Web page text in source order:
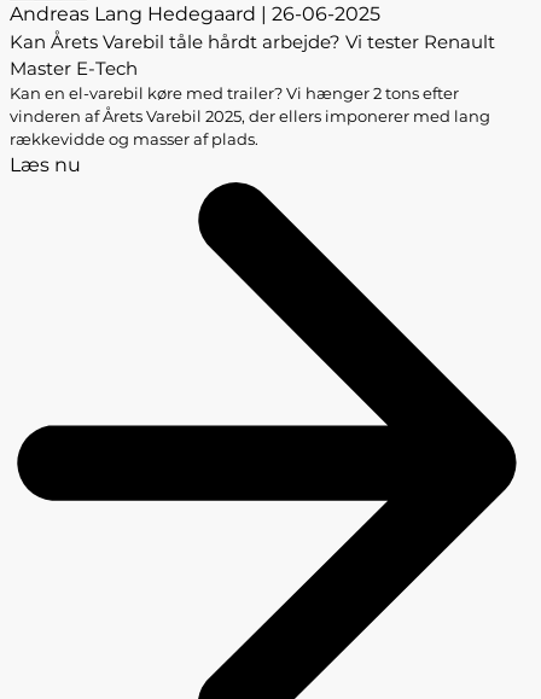
Andreas Lang Hedegaard | 26-06-2025
Kan Årets Varebil tåle hårdt arbejde? Vi tester Renault
Master E-Tech
Kan en el-varebil køre med trailer? Vi hænger 2 tons efter
vinderen af Årets Varebil 2025, der ellers imponerer med lang
rækkevidde og masser af plads.
Læs nu